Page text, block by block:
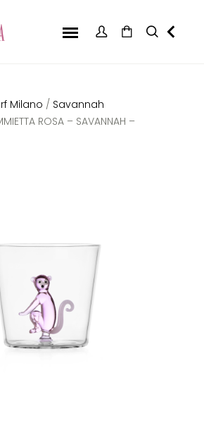
Milano / Savannah
ROSA – SAVANNAH –